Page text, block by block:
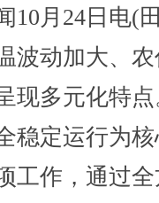
月24日电(
波动加大、
现多元化特
稳定运行为
工作，通过